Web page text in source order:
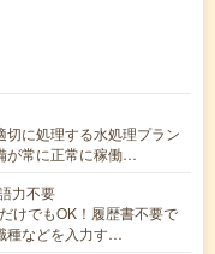
に処理する水処理プラン
が常に正常に稼働…
力不要
けでもOK！履歴書不要で
種などを入力す…